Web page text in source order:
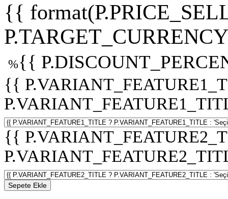
{{
%{{
{{
{{
Sepete Ekle